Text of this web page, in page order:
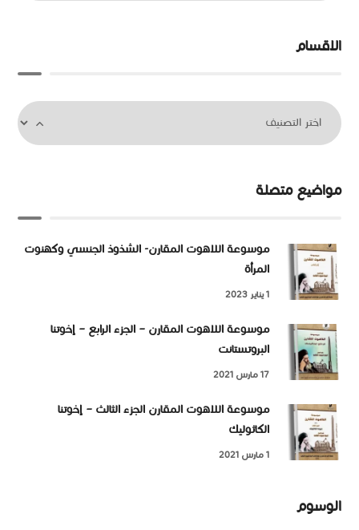
الاقسام
مواضيع متصلة
موسوعة اللاهوت المقارن- الشذوذ الجنسي وكهنوت
المرأة
1 يناير 2023
موسوعة اللاهوت المقارن – الجزء الرابع – إخوتنا
البروتستانت
17 مارس 2021
موسوعة اللاهوت المقارن الجزء الثالث – إخوتنا
الكاثوليك
1 مارس 2021
الوسوم